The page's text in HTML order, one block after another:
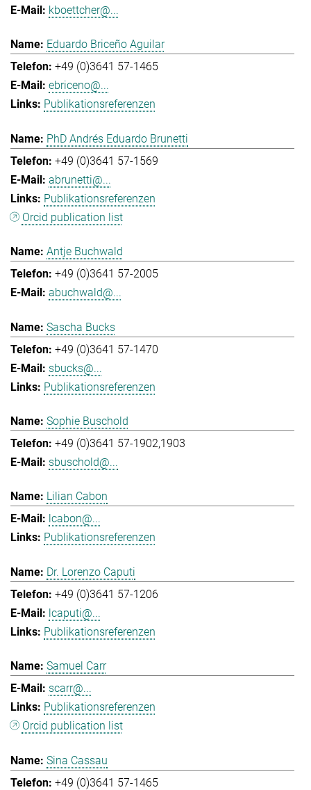
kboettcher@...
Eduardo Briceño Aguilar
+49 (0)3641 57-1465
ebriceno@...
Publikationsreferenzen
PhD Andrés Eduardo Brunetti
+49 (0)3641 57-1569
abrunetti@...
Publikationsreferenzen
Orcid publication list
Antje Buchwald
+49 (0)3641 57-2005
abuchwald@...
Sascha Bucks
+49 (0)3641 57-1470
sbucks@...
Publikationsreferenzen
Sophie Buschold
+49 (0)3641 57-1902,1903
sbuschold@...
Lilian Cabon
lcabon@...
Publikationsreferenzen
Dr. Lorenzo Caputi
+49 (0)3641 57-1206
lcaputi@...
Publikationsreferenzen
Samuel Carr
scarr@...
Publikationsreferenzen
Orcid publication list
Sina Cassau
+49 (0)3641 57-1465